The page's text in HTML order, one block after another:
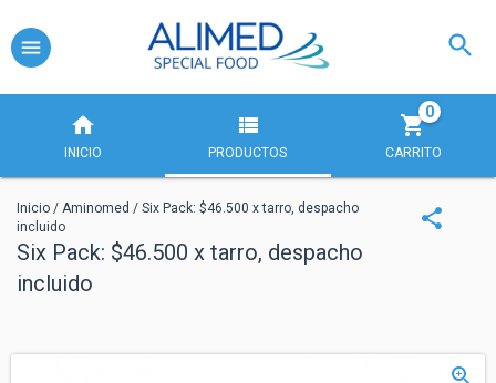
INICIO PRODUCTOS CARRITO
0
Inicio / Aminomed / Six Pack: $46.500 x tarro, despacho
incluido
Six Pack: $46.500 x tarro, despacho
incluido